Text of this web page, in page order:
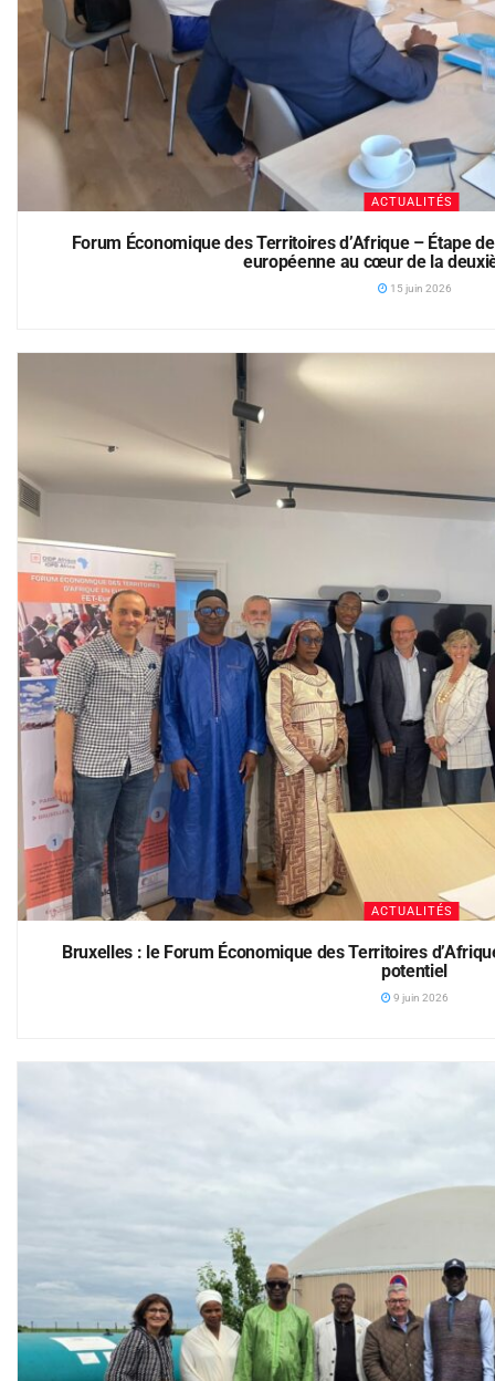
ACTUALITÉS
Forum Économique des Territoires d’Afrique – Étape
européenne au cœur de la
15 juin 2026
ACTUALITÉS
Bruxelles : le Forum Économique des Territoires
potentiel
9 juin 2026